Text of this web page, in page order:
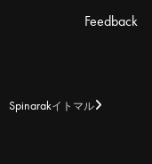
Feedback
Spinarakイトマル